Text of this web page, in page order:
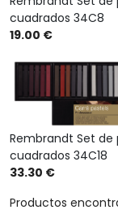
cuadrados 34C8
19.00 €
Rembrandt Set de
cuadrados 34C18
33.30 €
Productos